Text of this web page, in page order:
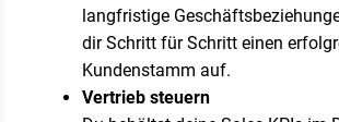
langfristige
dir Schritt für Schritt einen
Kundenstamm auf.
Vertrieb steuern